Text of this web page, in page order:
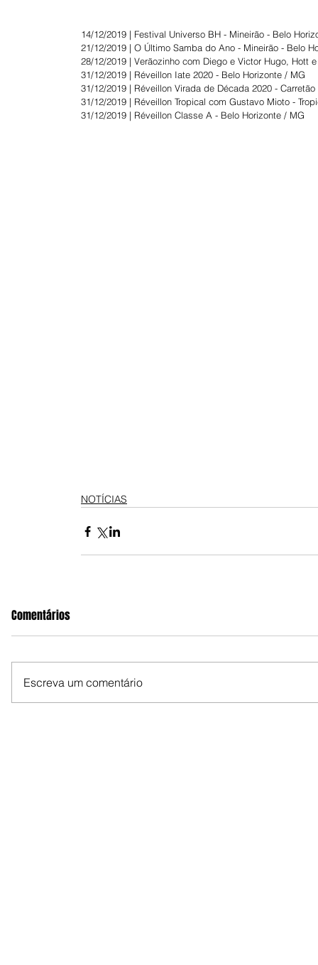
14/12/2019 | Festival Universo BH - Mineirão - Belo
21/12/2019 | O Último Samba do Ano - Mineirão - Belo
28/12/2019 | Verãozinho com Diego e Victor Hugo, Hott
31/12/2019 | Réveillon Iate 2020 - Belo Horizonte / MG
31/12/2019 | Réveillon Virada de Década 2020 -
31/12/2019 | Réveillon Tropical com Gustavo Mioto -
31/12/2019 | Réveillon Classe A - Belo Horizonte / MG
NOTÍCIAS
Comentários
Escreva um comentário